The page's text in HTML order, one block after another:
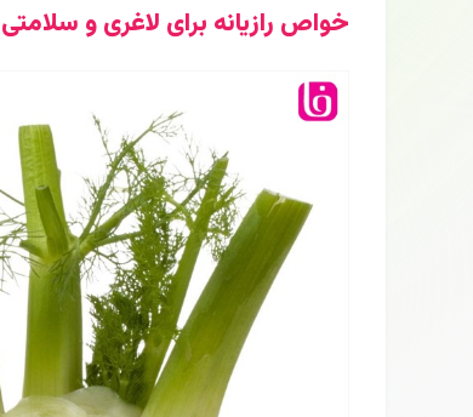
خواص رازیانه برای لاغری و سلامتی